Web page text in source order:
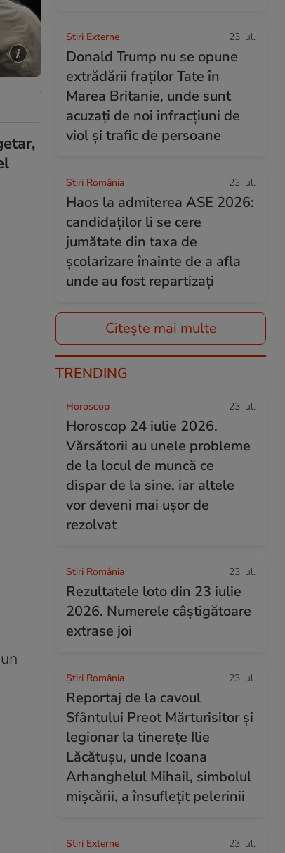
Știri Externe 23 iul.
Donald Trump nu se opune
extrădării fraților Tate în
Marea Britanie, unde sunt
acuzați de noi infracțiuni de
viol și trafic de persoane
Știri România 23 iul.
Haos la admiterea ASE 2026:
candidaților li se cere
jumătate din taxa de
școlarizare înainte de a afla
unde au fost repartizați
Citește mai multe
TRENDING
Horoscop 23 iul.
Horoscop 24 iulie 2026.
Vărsătorii au unele probleme
de la locul de muncă ce
dispar de la sine, iar altele
vor deveni mai ușor de
rezolvat
Știri România 23 iul.
Rezultatele loto din 23 iulie
2026. Numerele câștigătoare
extrase joi
Știri România 23 iul.
Reportaj de la cavoul
Sfântului Preot Mărturisitor și
legionar la tinerețe Ilie
Lăcătușu, unde Icoana
Arhanghelul Mihail, simbolul
mișcării, a însuflețit pelerinii
Știri Externe 23 iul.